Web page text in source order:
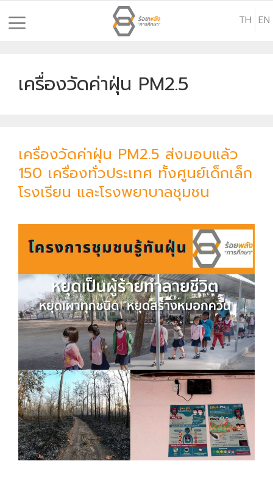
TH EN
i
เครื่องวัดค่าฝุ่น PM2.5
เครื่องวัดค่าฝุ่น PM2.5 ส่งมอบแล้ว
150 เครื่องทั่วประเทศ ทั้งศูนย์เด็กเล็ก
โรงเรียน และโรงพยาบาลชุมชน